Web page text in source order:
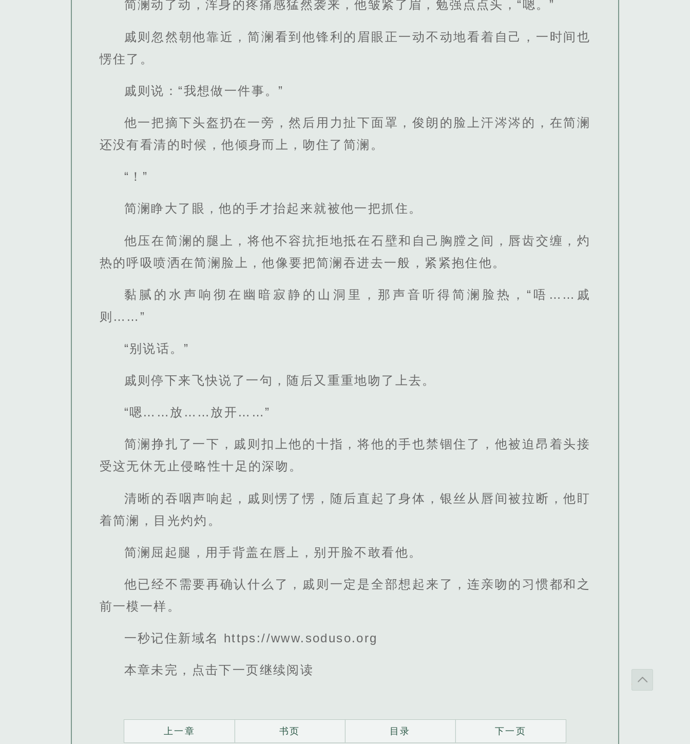
简澜动了动，浑身的疼痛感猛然袭来，他皱紧了眉，勉强点点头，“嗯。”
戚则忽然朝他靠近，简澜看到他锋利的眉眼正一动不动地看着自己，一时间也
愣住了。
戚则说：“我想做一件事。”
他一把摘下头盔扔在一旁，然后用力扯下面罩，俊朗的脸上汗涔涔的，在简澜
还没有看清的时候，他倾身而上，吻住了简澜。
“！”
简澜睁大了眼，他的手才抬起来就被他一把抓住。
他压在简澜的腿上，将他不容抗拒地抵在石壁和自己胸膛之间，唇齿交缠，灼
热的呼吸喷洒在简澜脸上，他像要把简澜吞进去一般，紧紧抱住他。
黏腻的水声响彻在幽暗寂静的山洞里，那声音听得简澜脸热，“唔……戚
则……”
“别说话。”
戚则停下来飞快说了一句，随后又重重地吻了上去。
“嗯……放……放开……”
简澜挣扎了一下，戚则扣上他的十指，将他的手也禁锢住了，他被迫昂着头接
受这无休无止侵略性十足的深吻。
清晰的吞咽声响起，戚则愣了愣，随后直起了身体，银丝从唇间被拉断，他盯
着简澜，目光灼灼。
简澜屈起腿，用手背盖在唇上，别开脸不敢看他。
他已经不需要再确认什么了，戚则一定是全部想起来了，连亲吻的习惯都和之
前一模一样。
一秒记住新域名 https://www.soduso.org
本章未完，点击下一页继续阅读
上一章 书页 目录 下一页